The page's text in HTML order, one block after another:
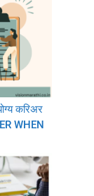
करिअर
WHEN